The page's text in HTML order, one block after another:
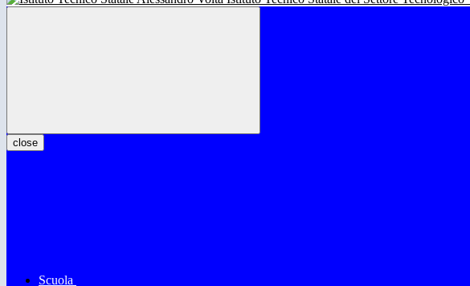
close
Scuola